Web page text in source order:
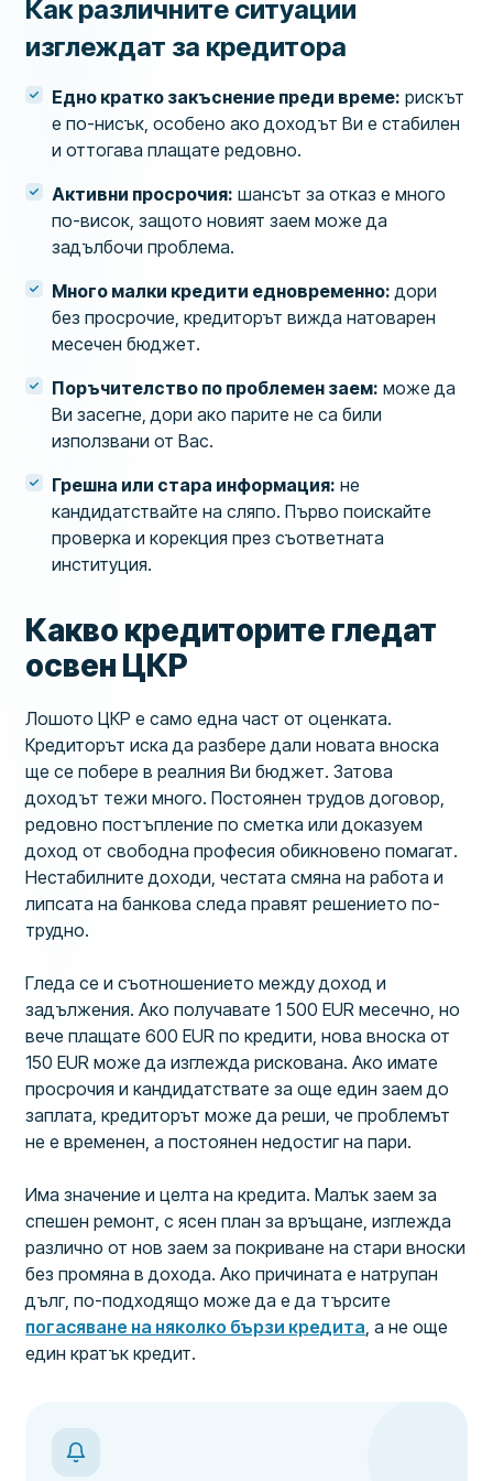
Как различните ситуации
изглеждат за кредитора
Едно кратко закъснение преди време: рискът
е по-нисък, особено ако доходът Ви е стабилен
и оттогава плащате редовно.
Активни просрочия: шансът за отказ е много
по-висок, защото новият заем може да
задълбочи проблема.
Много малки кредити едновременно: дори
без просрочие, кредиторът вижда натоварен
месечен бюджет.
Поръчителство по проблемен заем: може да
Ви засегне, дори ако парите не са били
използвани от Вас.
Грешна или стара информация: не
кандидатствайте на сляпо. Първо поискайте
проверка и корекция през съответната
институция.
Какво кредиторите гледат
освен ЦКР
Лошото ЦКР е само една част от оценката.
Кредиторът иска да разбере дали новата вноска
ще се побере в реалния Ви бюджет. Затова
доходът тежи много. Постоянен трудов договор,
редовно постъпление по сметка или доказуем
доход от свободна професия обикновено помагат.
Нестабилните доходи, честата смяна на работа и
липсата на банкова следа правят решението по-
трудно.
Гледа се и съотношението между доход и
задължения. Ако получавате 1 500 EUR месечно, но
вече плащате 600 EUR по кредити, нова вноска от
150 EUR може да изглежда рискована. Ако имате
просрочия и кандидатствате за още един заем до
заплата, кредиторът може да реши, че проблемът
не е временен, а постоянен недостиг на пари.
Има значение и целта на кредита. Малък заем за
спешен ремонт, с ясен план за връщане, изглежда
различно от нов заем за покриване на стари вноски
без промяна в дохода. Ако причината е натрупан
дълг, по-подходящо може да е да търсите
погасяване на няколко бързи кредита, а не още
един кратък кредит.